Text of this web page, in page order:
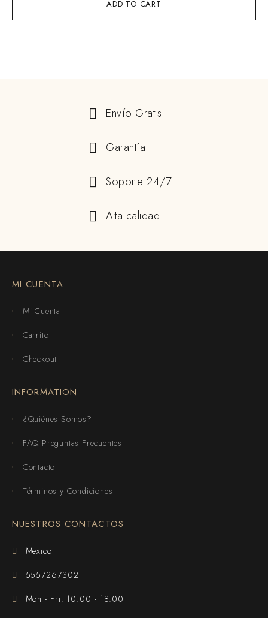
ADD TO CART
Envío Gratis
Garantía
Soporte 24/7
Alta calidad
MI CUENTA
Mi Cuenta
Carrito
Checkout
INFORMATION
¿Quiénes Somos?
FAQ Preguntas Frecuentes
Contacto
Términos y Condiciones
NUESTROS CONTACTOS
Mexico
5557267302
Mon - Fri: 10:00 - 18:00